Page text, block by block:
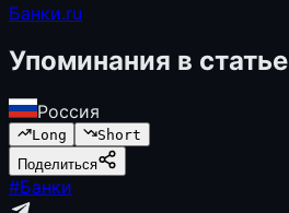
Банки.ru
Упоминания в статье
Россия
Long
Short
Поделиться
#Банки